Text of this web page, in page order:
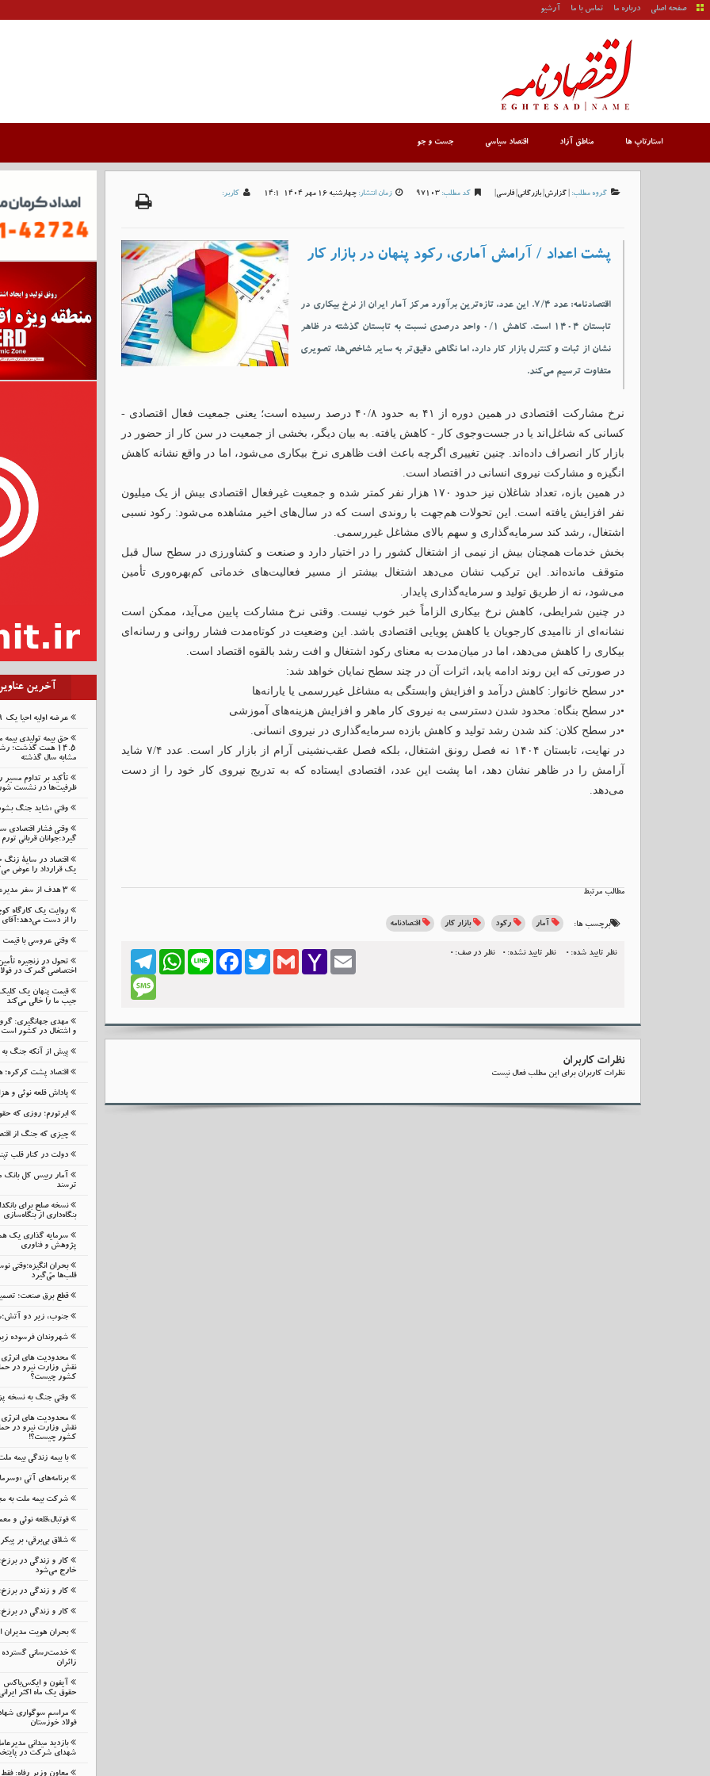
صفحه اصلی درباره ما تماس با ما آرشیو
اقتصاد سیاسی مناطق آزاد استارتاپ ها جست و جو
گروه مطلب: گزارش بازرگانی فارسی کد مطلب: 97103 زمان انتشار: چهارشنبه 16 مهر 1404-14:1 کاربر:
پشت اعداد / آرامش آماری، رکود پنهان در بازار کار
اقتصادنامه: عدد ۷/۴. این عدد، تازه‌ترین برآورد مرکز آمار ایران از نرخ بیکاری در
تابستان ۱۴۰۴ است. کاهش ۰/۱ واحد درصدی نسبت به تابستان گذشته در ظاهر
نشان از ثبات و کنترل بازار کار دارد، اما نگاهی دقیق‌تر به سایر شاخص‌ها، تصویری
متفاوت ترسیم می‌کند.
نرخ مشارکت اقتصادی در همین دوره از ۴۱ به حدود ۴۰/۸ درصد رسیده است؛ یعنی جمعیت فعال اقتصادی -
کسانی که شاغل‌اند یا در جست‌وجوی کار - کاهش یافته. به بیان دیگر، بخشی از جمعیت در سن کار از حضور در
بازار کار انصراف داده‌اند. چنین تغییری اگرچه باعث افت ظاهری نرخ بیکاری می‌شود، اما در واقع نشانه کاهش
انگیزه و مشارکت نیروی انسانی در اقتصاد است.
در همین بازه، تعداد شاغلان نیز حدود ۱۷۰ هزار نفر کمتر شده و جمعیت غیرفعال اقتصادی بیش از یک میلیون
نفر افزایش یافته است. این تحولات هم‌جهت با روندی است که در سال‌های اخیر مشاهده می‌شود: رکود نسبی
اشتغال، رشد کند سرمایه‌گذاری و سهم بالای مشاغل غیررسمی.
بخش خدمات همچنان بیش از نیمی از اشتغال کشور را در اختیار دارد و صنعت و کشاورزی در سطح سال قبل
متوقف مانده‌اند. این ترکیب نشان می‌دهد اشتغال بیشتر از مسیر فعالیت‌های خدماتی کم‌بهره‌وری تأمین
می‌شود، نه از طریق تولید و سرمایه‌گذاری پایدار.
در چنین شرایطی، کاهش نرخ بیکاری الزاماً خبر خوب نیست. وقتی نرخ مشارکت پایین می‌آید، ممکن است
نشانه‌ای از ناامیدی کارجویان یا کاهش پویایی اقتصادی باشد. این وضعیت در کوتاه‌مدت فشار روانی و رسانه‌ای
بیکاری را کاهش می‌دهد، اما در میان‌مدت به معنای رکود اشتغال و افت رشد بالقوه اقتصاد است.
در صورتی که این روند ادامه یابد، اثرات آن در چند سطح نمایان خواهد شد:
•در سطح خانوار: کاهش درآمد و افزایش وابستگی به مشاغل غیررسمی یا یارانه‌ها
•در سطح بنگاه: محدود شدن دسترسی به نیروی کار ماهر و افزایش هزینه‌های آموزشی
•در سطح کلان: کند شدن رشد تولید و کاهش بازده سرمایه‌گذاری در نیروی انسانی.
در نهایت، تابستان ۱۴۰۴ نه فصل رونق اشتغال، بلکه فصل عقب‌نشینی آرام از بازار کار است. عدد ۷/۴ شاید
آرامش را در ظاهر نشان دهد، اما پشت این عدد، اقتصادی ایستاده که به تدریج نیروی کار خود را از دست
می‌دهد.
مطالب مرتبط
برچسب ها: آمار رکود بازار کار اقتصادنامه
نظر تایید شده:0 نظر تایید نشده:0 نظر در صف:0 TelegramWhatsApp LineFacebook Twitter Gmail
Yahoo
Email
Message
نظرات کاربران
نظرات کاربران برای این مطلب فعال نیست
آخرین
عرضه اولیه احیا یک ۱۹ مرداد در فرابورس
حق بیمه تولیدی
مشابه سال گذشته
تأکید بر تداوم
ظرفیت‌ها در نشست
وقتی «شاید جنگ
وقتی فشار
گیرد:جوانان قربانی
اقتصاد در سایهٔ
یک قرارداد را عوض
۳ هدف از سفر مدیرعامل بانک گردشگری به زنجان
روایت یک کارگاه
را از دست
وقتی عروسی با
تحول در زنجیره
اختصاصی گمرک در
قیمت پنهان یک کلیک
جیب ما را خالی می‌کند
مهدی جهانگیری:
و اشتغال در کشور است
پیش از آنکه جنگ به
اقتصاد پشت کرکره؛
پاداش قلعه نوئی و
ابرتورم؛ روزی که
چیزی که جنگ از
دولت در کنار قلب
آمار رییس کل بانک
ترسند
نسخه صلح برای
بنگاه‌داری از بنگاه‌سازی
سرمایه گذاری یک
پژوهش و فناوری
بحرانِ انگیزه؛وقتی
قلب‌ها می‌گیرد
قطع برق صنعت؛
جنوب، زیر دو
شهروندان فرسوده زیر
محدودیت های انرژی
نقش وزارت نیرو در
کشور چیست؟
وقتی جنگ به
محدودیت های انرژی
نقش وزارت نیرو در
کشور چیست؟!
با بیمه زندگی بیمه
برنامه‌های آتی
شرکت بیمه ملت به
فوتبال،قلعه نوئی و
شلاق‌ بی‌برقی، بر
کار و زندگی در
خارج می‌شود
کار و زندگی در
کار و زندگی در
بحران هویت
خدمت‌رسانی گسترده
زائران
حقوق یک ماه اکثر
مراسم سوگواری
فولاد خوزستان
بازدید میدانی
شهدای شرکت در